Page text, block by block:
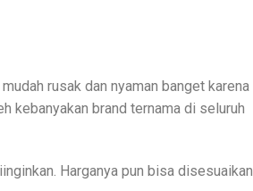
rusak dan nyaman banget karena
kebanyakan brand ternama di seluruh
Harganya pun bisa disesuaikan